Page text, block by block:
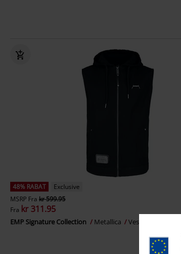
48% RABAT
Exclusive
MSRP Fra kr 599.95
Fra kr 311.95
EMP Signature Collection Metallica Vest